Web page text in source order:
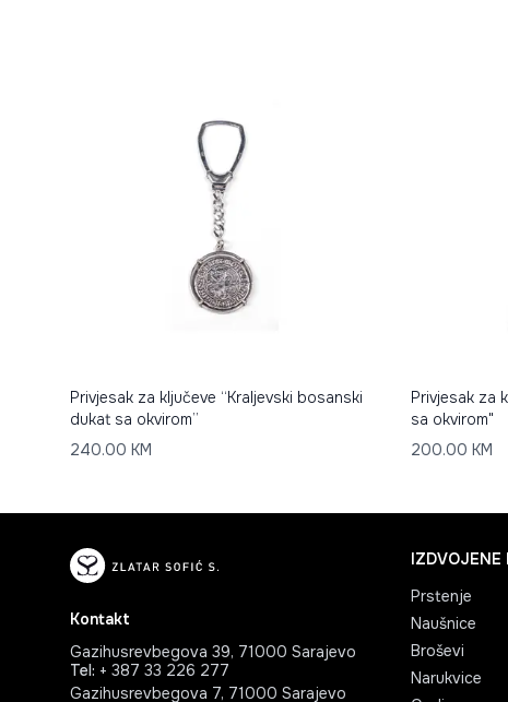
Privjesak za ključeve “Kraljevski bosanski
dukat sa okvirom”
240.00 KM
Privjesak za
sa okvirom"
200.00 KM
Kontakt
Gazihusrevbegova 39, 71000 Sarajevo
Tel: + 387 33 226 277
Gazihusrevbegova 7, 71000 Sarajevo
IZDVOJENE
Prstenje
Naušnice
Broševi
Narukvice